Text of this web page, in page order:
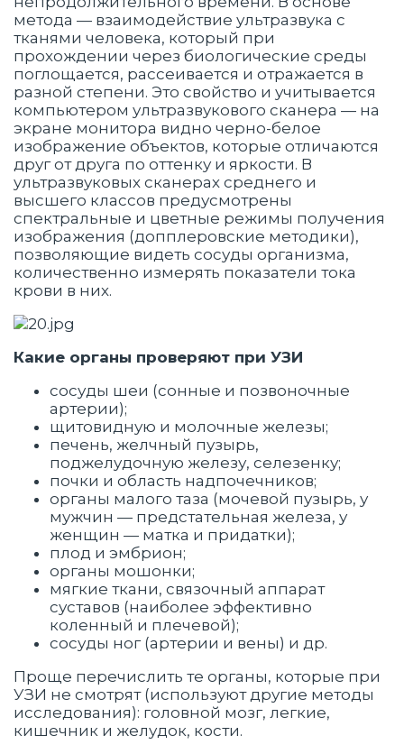
метода — взаимодействие ультразвука с
тканями человека, который при
прохождении через биологические среды
поглощается, рассеивается и отражается в
разной степени. Это свойство и учитывается
компьютером ультразвукового сканера — на
экране монитора видно черно-белое
изображение объектов, которые отличаются
друг от друга по оттенку и яркости. В
ультразвуковых сканерах среднего и
высшего классов предусмотрены
спектральные и цветные режимы получения
изображения (допплеровские методики),
позволяющие видеть сосуды организма,
количественно измерять показатели тока
крови в них.
Какие органы проверяют при УЗИ
сосуды шеи (сонные и позвоночные
артерии);
щитовидную и молочные железы;
печень, желчный пузырь,
поджелудочную железу, селезенку;
почки и область надпочечников;
органы малого таза (мочевой пузырь, у
мужчин — предстательная железа, у
женщин — матка и придатки);
плод и эмбрион;
органы мошонки;
мягкие ткани, связочный аппарат
суставов (наиболее эффективно
коленный и плечевой);
сосуды ног (артерии и вены) и др.
Проще перечислить те органы, которые при
УЗИ не смотрят (используют другие методы
исследования): головной мозг, легкие,
кишечник и желудок, кости.